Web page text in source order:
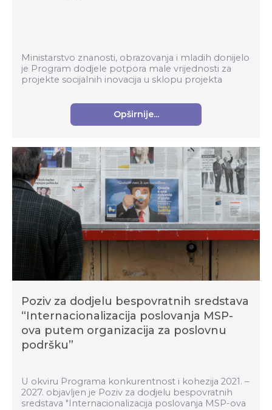
Ministarstvo znanosti, obrazovanja i mladih donijelo
je Program dodjele potpora male vrijednosti za
projekte socijalnih inovacija u sklopu projekta
Opširnije...
Poziv za dodjelu bespovratnih sredstava
“Internacionalizacija poslovanja MSP-
ova putem organizacija za poslovnu
podršku”
U okviru Programa konkurentnost i kohezija 2021. –
2027. objavljen je Poziv za dodjelu bespovratnih
sredstava "Internacionalizacija poslovanja MSP-ova